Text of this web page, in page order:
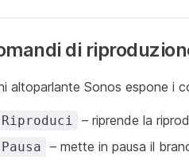
di
altoparlante Sonos espone i
Riproduci – riprende la
Pausa – mette in pausa il